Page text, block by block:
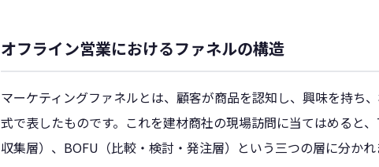
オフライン営業におけるファネルの構造
マーケティングファネルとは、顧客が商品を認知し、興味を持ち
式で表したものです。これを建材商社の現場訪問に当てはめると
収集層）、BOFU（比較・検討・発注層）という三つの層に分かれ